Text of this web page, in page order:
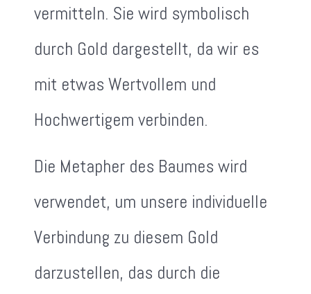
vermitteln. Sie wird symbolisch
durch Gold dargestellt, da wir es
mit etwas Wertvollem und
Hochwertigem verbinden.
Die Metapher des Baumes wird
verwendet, um unsere individuelle
Verbindung zu diesem Gold
darzustellen, das durch die